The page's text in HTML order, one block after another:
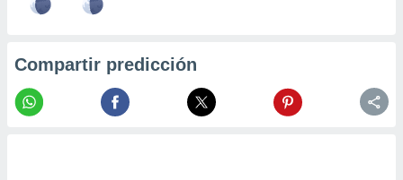
Compartir predicción